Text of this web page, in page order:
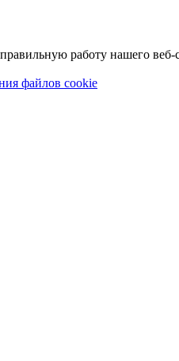
работу нашего веб-
файлов cookie